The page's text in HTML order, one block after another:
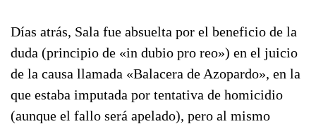
Días atrás, Sala fue absuelta por el beneficio de la
duda (principio de «in dubio pro reo») en el juicio
de la causa llamada «Balacera de Azopardo», en la
que estaba imputada por tentativa de homicidio
(aunque el fallo será apelado), pero al mismo